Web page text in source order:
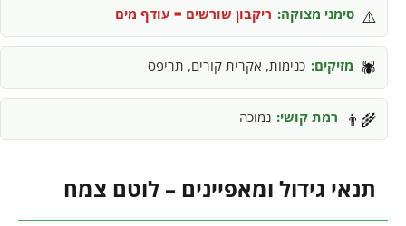
⚠️ סימני מצוקה: ריקבון שורשים = עודף מים
🕷️ מזיקים: כנימות, אקרית קורים, תריפס
👨‍🌾 רמת קושי: נמוכה
תנאי גידול ומאפיינים – לוטם צמח